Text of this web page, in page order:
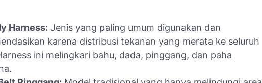
Harness: Jenis yang paling umum digunakan dan
karena distribusi tekanan yang merata ke seluruh
ini melingkari bahu, dada, pinggang, dan paha